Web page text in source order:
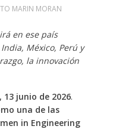
MARIN MORAN
en ese país
México, Perú y
la innovación
13 junio de 2026.
una de las
in Engineering